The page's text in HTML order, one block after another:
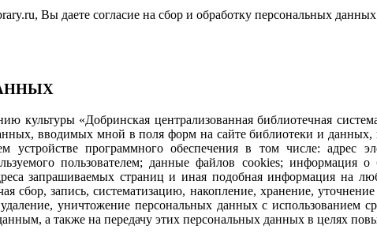
Вы даете согласие на сбор и обработку персональных данных
«Добринская централизованная библиотечная
вводимых мной в поля форм на сайте библиотеки и данных,
программного обеспечения в том числе: адрес
пользователем; данные файлов cookies;
запрашиваемых страниц и иная подобная информация на
запись, систематизацию, накопление, хранение, уточнение
уничтожение персональных данных с использованием
а также на передачу этих персональных данных в целях